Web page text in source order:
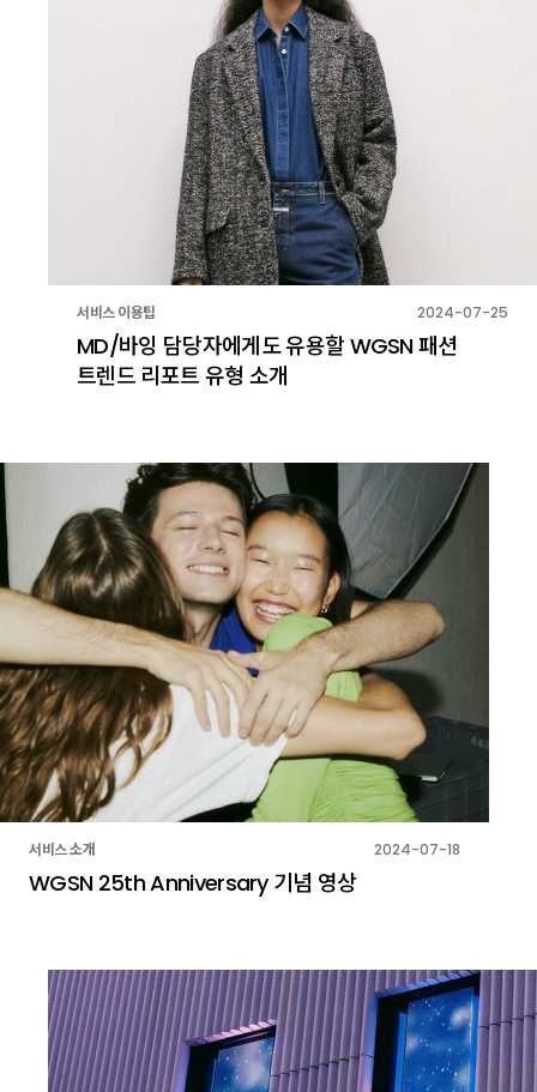
서비스 이용팁 2024-07-25
MD/바잉 담당자에게도 유용할 WGSN 패션
트렌드 리포트 유형 소개
서비스 소개 2024-07-18
WGSN 25th Anniversary 기념 영상